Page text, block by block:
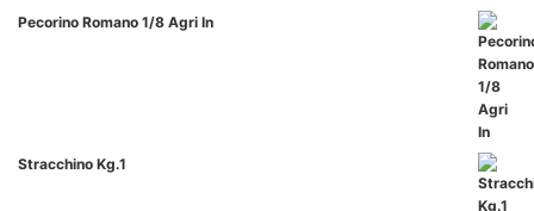
Pecorino Romano 1/8 Agri In
Stracchino Kg.1